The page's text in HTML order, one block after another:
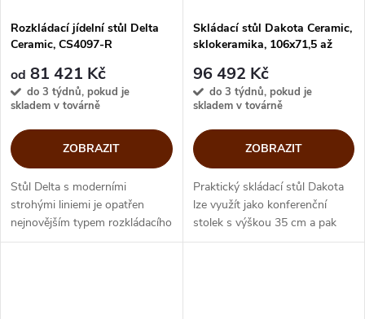
Rozkládací jídelní stůl Delta
Ceramic, CS4097-R
od 81 421 Kč
do 3 týdnů, pokud je
skladem v továrně
ZOBRAZIT
Stůl Delta s moderními
strohými liniemi je opatřen
nejnovějším typem rozkládacího
mechanismu, který umožňuje
Skládací stůl Dakota Ceramic,
sklokeramika, 106x71,5 až
96 492 Kč
do 3 týdnů, pokud je
skladem v továrně
ZOBRAZIT
Praktický skládací stůl Dakota
lze využít jako konferenční
stolek s výškou 35 cm a pak
jednoduchým pohybem jej